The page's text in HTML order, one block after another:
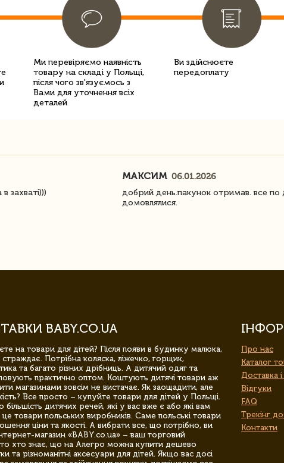
Ми перевіряємо наявність
товару на складі у Польщі,
після чого зв'язуємось з
Вами для уточнення всіх
деталей
Ви здійснюєте
передоплату
захваті)))
МАКСИМ 06.01.2026
добрий день.пакунок отримав. все по
домовлялися.
BABY.CO.UA
на товари для дітей? Після появи в будинку малюка,
Потрібна коляска, ліжечко, горщик,
та багато різних дрібниць. А дитячий одяг та
практично оптом. Коштують дитячі товари аж
магазинами зовсім не вистачає. Як заощадити, але
Все просто – купуйте товари для дітей у Польщі.
дитячих речей, які у вас вже є або які вам
товари польських виробників. Саме польські товари
ціни та якості. А вибрати все, що потрібно, ви
магазин «BABY.co.ua» – ваш торговий
хто знає, що на Алегро можна купити дешево
та різноманітні аксесуари для дітей. Якщо вас досі
Про нас
Каталог
Доставка
Відгуки
FAQ
Трекінг
Контакти